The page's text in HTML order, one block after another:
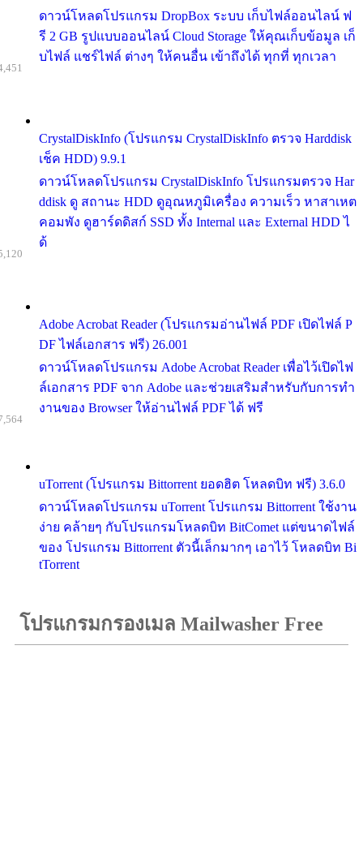
ดาวน์โหลดโปรแกรม DropBox ระบบ เก็บไฟล์ออนไลน์ ฟ
รี 2 GB รูปแบบออนไลน์ Cloud Storage ให้คุณเก็บข้อมูล เก็
บไฟล์ แชร์ไฟล์ ต่างๆ ให้คนอื่น เข้าถึงได้ ทุกที่ ทุกเวลา
CrystalDiskInfo (โปรแกรม CrystalDiskInfo ตรวจ Harddisk
เช็ค HDD) 9.9.1
ดาวน์โหลดโปรแกรม CrystalDiskInfo โปรแกรมตรวจ Har
ddisk ดู สถานะ HDD ดูอุณหภูมิเครื่อง ความเร็ว หาสาเหต
คอมพัง ดูฮาร์ดดิสก์ SSD ทั้ง Internal และ External HDD ไ
ด้
Adobe Acrobat Reader (โปรแกรมอ่านไฟล์ PDF เปิดไฟล์ P
DF ไฟล์เอกสาร ฟรี) 26.001
ดาวน์โหลดโปรแกรม Adobe Acrobat Reader เพื่อไว้เปิดไฟ
ล์เอกสาร PDF จาก Adobe และช่วยเสริมสำหรับกับการทำ
งานของ Browser ให้อ่านไฟล์ PDF ได้ ฟรี
uTorrent (โปรแกรม Bittorrent ยอดฮิต โหลดบิท ฟรี) 3.6.0
ดาวน์โหลดโปรแกรม uTorrent โปรแกรม Bittorrent ใช้งาน
ง่าย คล้ายๆ กับโปรแกรมโหลดบิท BitComet แต่ขนาดไฟล์
ของ โปรแกรม Bittorrent ตัวนี้เล็กมากๆ เอาไว้ โหลดบิท Bi
tTorrent
โปรแกรมกรองเมล Mailwasher Free